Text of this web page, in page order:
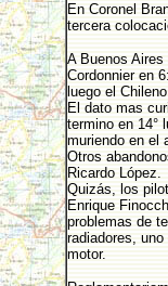
En Coronel
tercera
A Buenos
Cordonnier en
luego el
El dato mas
termino en 14°
muriendo en el
Otros
Ricardo López.
Quizás, los
Enrique
problemas de
radiadores,
motor.